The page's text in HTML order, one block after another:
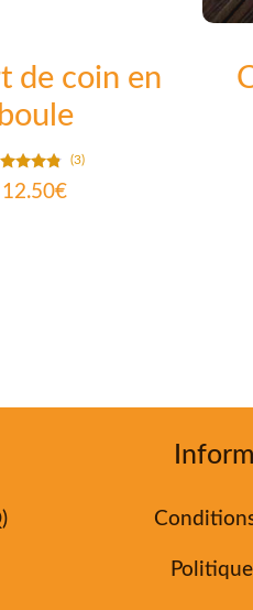
de coin en
boule
Note
4.67
(3)
12.50€